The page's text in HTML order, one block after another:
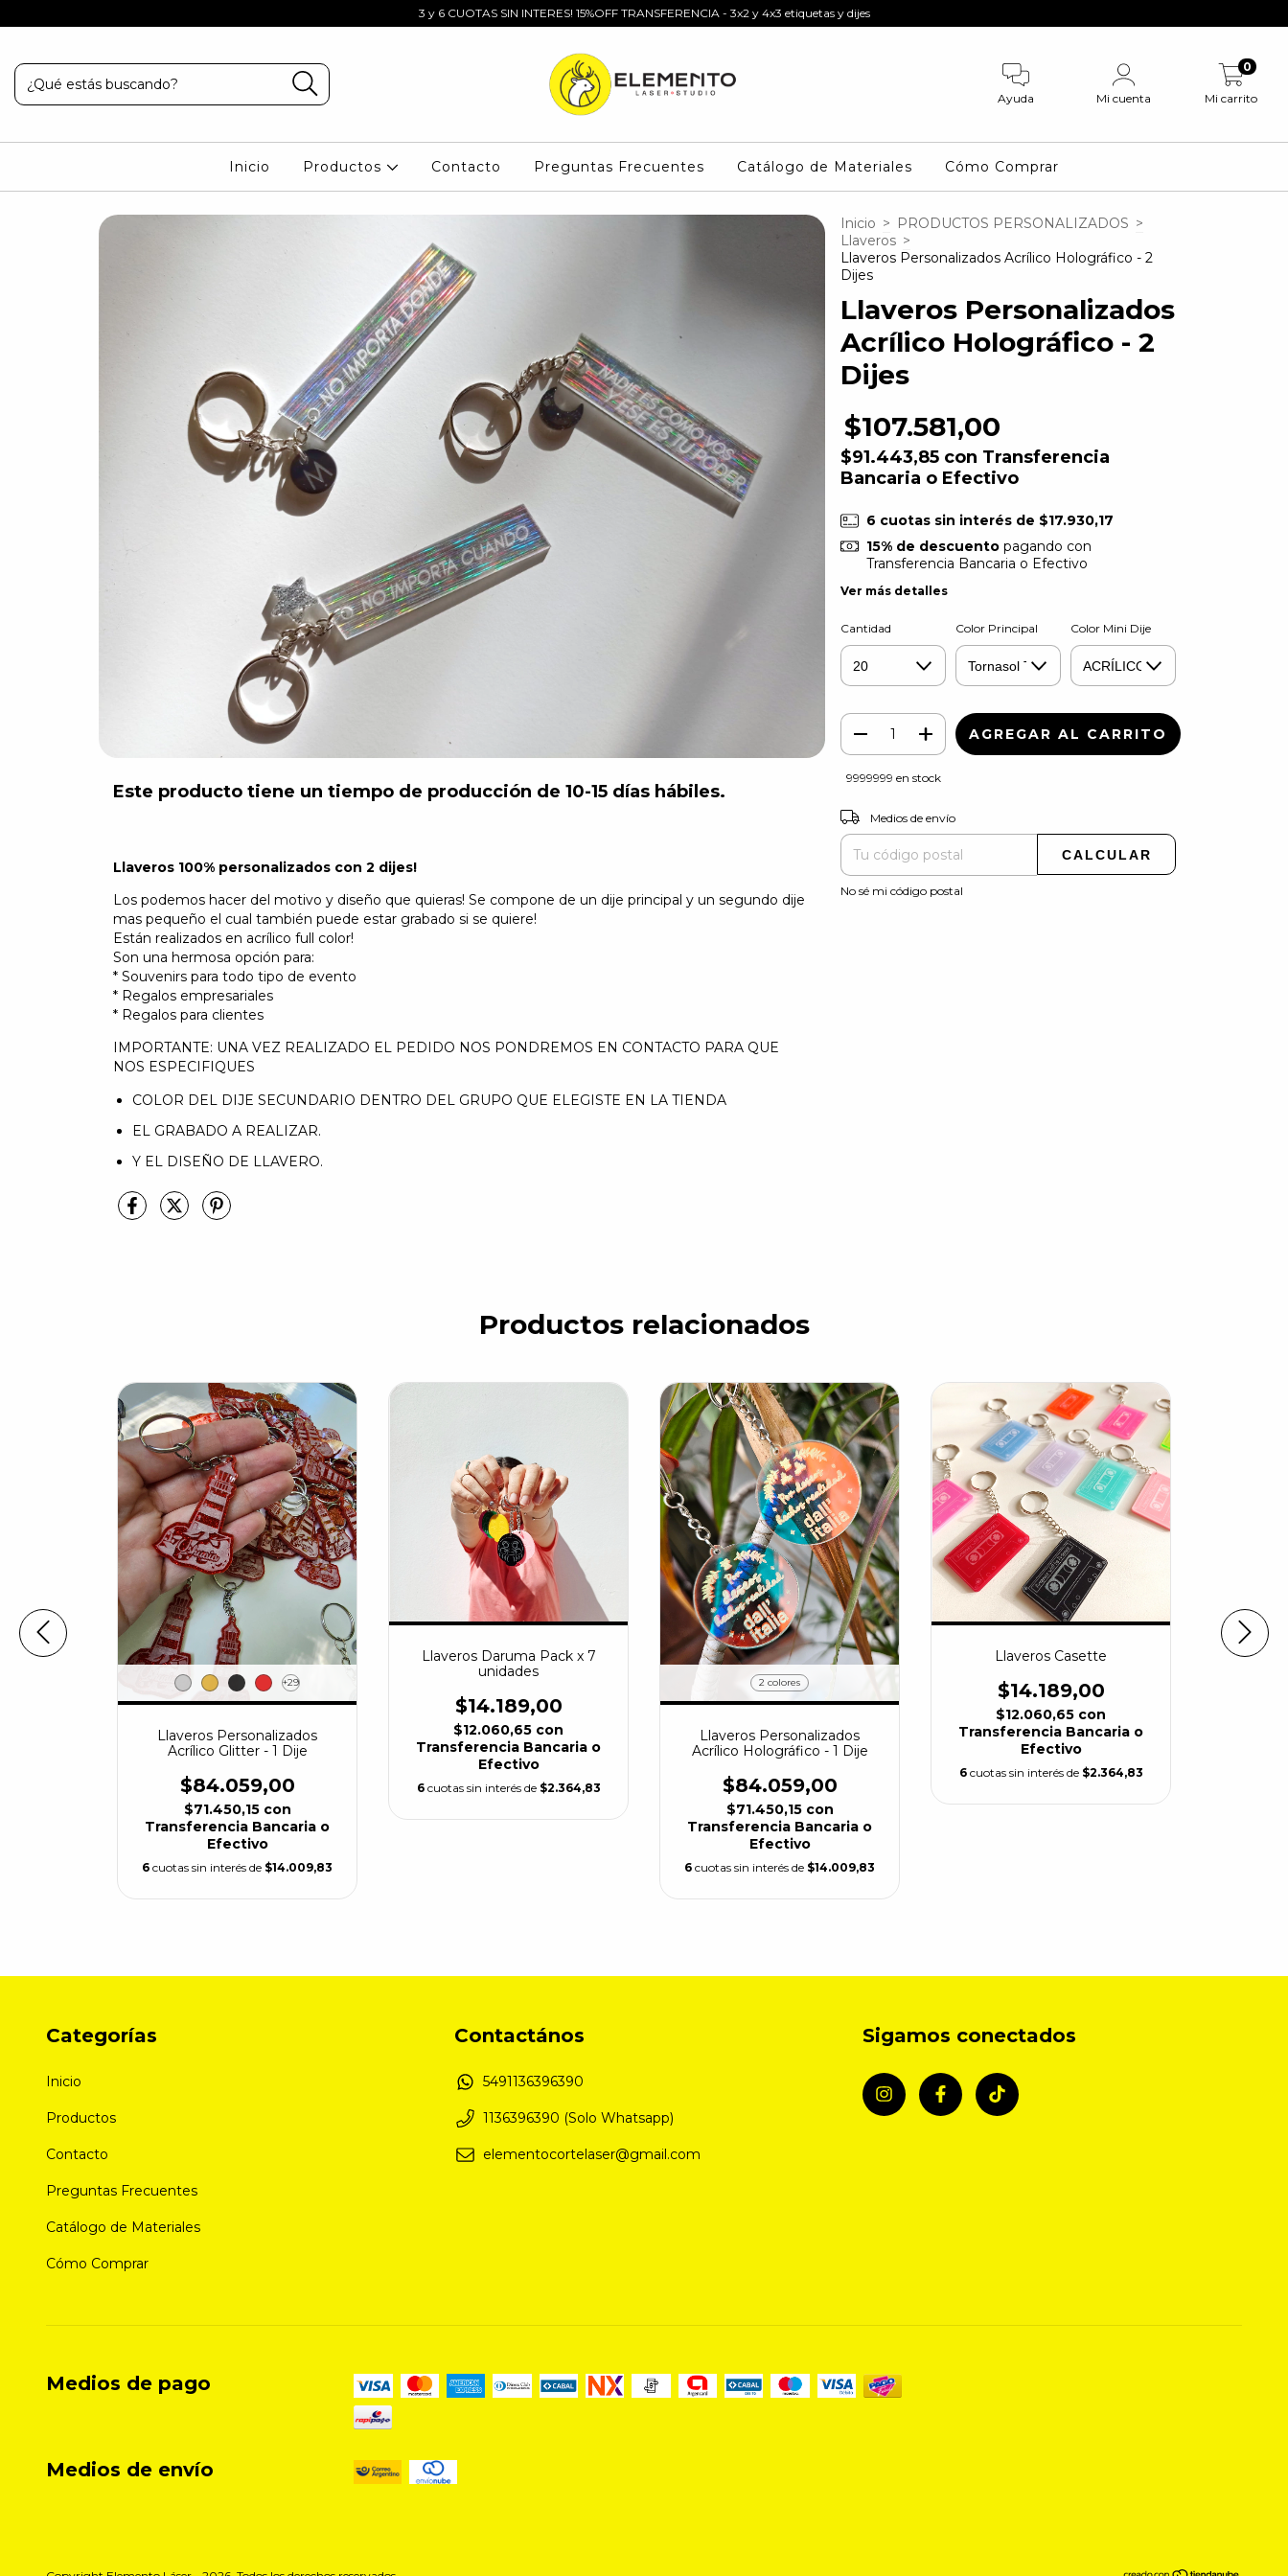
3 y 6 CUOTAS SIN INTERES! 15%OFF TRANSFERENCIA - 3x2 y 4x3 etiquetas y dijes
Ayuda Mi cuenta Mi carrito
0
Inicio Productos Contacto Preguntas Frecuentes Catálogo de Materiales Cómo Comprar
Este producto tiene un tiempo de producción de 10-15 días hábiles.
Llaveros 100% personalizados con 2 dijes!
Los podemos hacer del motivo y diseño que quieras! Se compone de un dije principal y un segundo dije
mas pequeño el cual también puede estar grabado si se quiere!
Están realizados en acrílico full color!
Son una hermosa opción para:
* Souvenirs para todo tipo de evento
* Regalos empresariales
* Regalos para clientes
IMPORTANTE: UNA VEZ REALIZADO EL PEDIDO NOS PONDREMOS EN CONTACTO PARA QUE
NOS ESPECIFIQUES
COLOR DEL DIJE SECUNDARIO DENTRO DEL GRUPO QUE ELEGISTE EN LA TIENDA
EL GRABADO A REALIZAR.
Y EL DISEÑO DE LLAVERO.
Inicio > PRODUCTOS PERSONALIZADOS >
Llaveros >
Llaveros Personalizados Acrílico Holográfico - 2
Dijes
Llaveros Personalizados
Acrílico Holográfico - 2
Dijes
$107.581,00
$91.443,85 con Transferencia
Bancaria o Efectivo
6 cuotas sin interés de $17.930,17
15% de descuentopagando con
Transferencia Bancaria o Efectivo
Ver más detalles
Cantidad Color Principal Color Mini Dije
9999999 en stock
Entregas para el CP:
Medios de envío
CALCULAR
No sé mi código postal
Productos relacionados
+29
Llaveros Personalizados
Acrílico Glitter - 1 Dije
$84.059,00
$71.450,15 con
Transferencia Bancaria o
Efectivo
6 cuotas sin interés de $14.009,83
Llaveros Daruma Pack x 7
unidades
$14.189,00
$12.060,65 con
Transferencia Bancaria o
Efectivo
6 cuotas sin interés de $2.364,83
2 colores
Llaveros Personalizados
Acrílico Holográfico - 1 Dije
$84.059,00
$71.450,15 con
Transferencia Bancaria o
Efectivo
6 cuotas sin interés de $14.009,83
Llaveros Casette
$14.189,00
$12.060,65 con
Transferencia Bancaria o
Efectivo
6 cuotas sin interés de $2.364,83
Categorías
Inicio
Productos
Contacto
Preguntas Frecuentes
Catálogo de Materiales
Cómo Comprar
Contactános
5491136396390
1136396390 (Solo Whatsapp)
elementocortelaser@gmail.com
Sigamos conectados
Medios de pago
Medios de envío